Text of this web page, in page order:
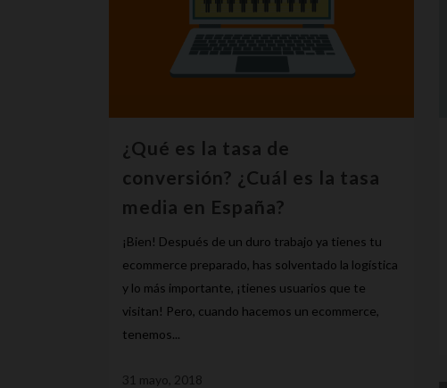
¿Qué es la tasa de
conversión? ¿Cuál es la tasa
media en España?
¡Bien! Después de un duro trabajo ya tienes tu
ecommerce preparado, has solventado la logística
y lo más importante, ¡tienes usuarios que te
visitan! Pero, cuando hacemos un ecommerce,
tenemos...
31 mayo, 2018